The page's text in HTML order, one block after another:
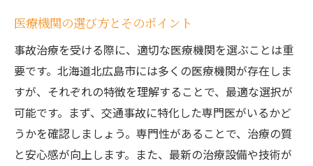
効果的なリハビリメニューの選び方
専門家によるサポートの活用方法
リハビリ中のメンタルケアのポイント
リハビリ後の健康管理方法
FAQ:交通事故に関するよくある質問とその回答
事故直後に取るべき行動は？
医療機関の選び方とそのポイント
事故治療を受ける際に、適切な医療機関を選ぶことは重
要です。北海道北広島市には多くの医療機関が存在しま
すが、それぞれの特徴を理解することで、最適な選択が
可能です。まず、交通事故に特化した専門医がいるかど
うかを確認しましょう。専門性があることで、治療の質
と安心感が向上します。また、最新の治療設備や技術が